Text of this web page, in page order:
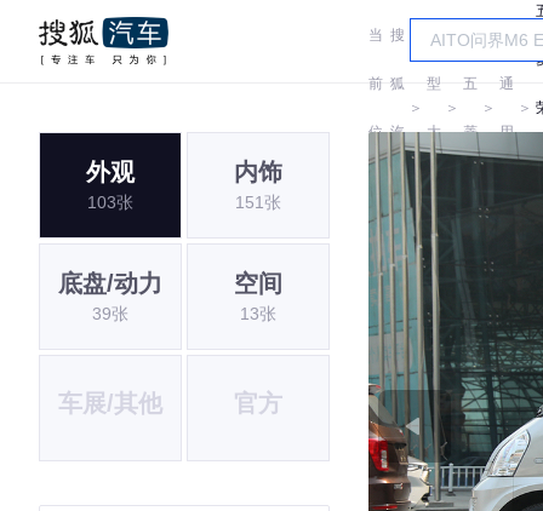
当
前
位
搜
狐
汽
＞
车
型
大
全
＞
五
菱
＞
汽
通
用
＞
外观
103张
内饰
151张
底盘/动力
39张
空间
13张
车展/其他 官方